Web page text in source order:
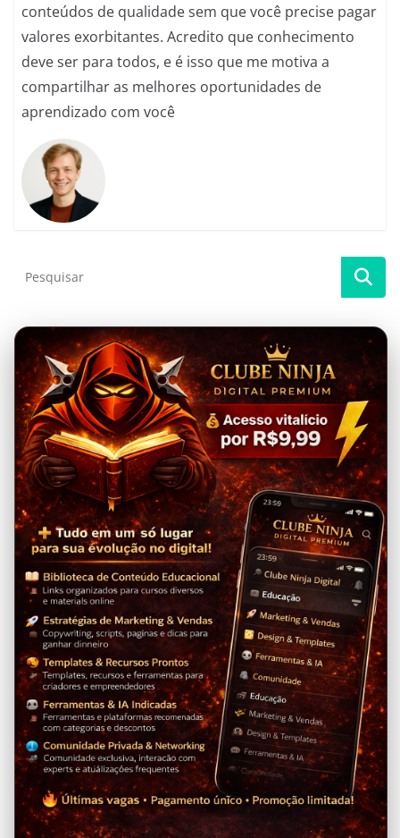
conteúdos de qualidade sem que você precise pagar
valores exorbitantes. Acredito que conhecimento
deve ser para todos, e é isso que me motiva a
compartilhar as melhores oportunidades de
aprendizado com você